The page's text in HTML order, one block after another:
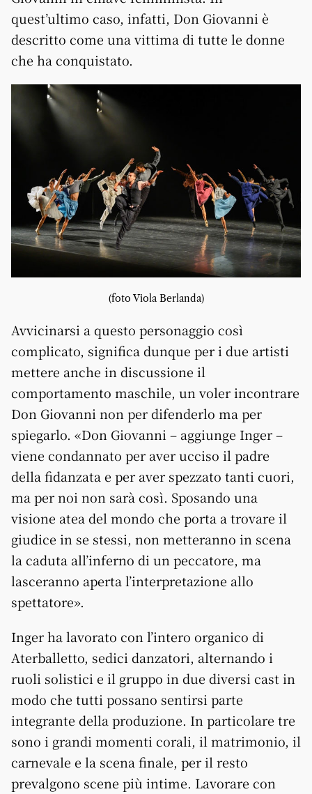
quest’ultimo caso, infatti, Don Giovanni è
descritto come una vittima di tutte le donne
che ha conquistato.
(foto Viola Berlanda)
Avvicinarsi a questo personaggio così
complicato, significa dunque per i due artisti
mettere anche in discussione il
comportamento maschile, un voler incontrare
Don Giovanni non per difenderlo ma per
spiegarlo. «Don Giovanni – aggiunge Inger –
viene condannato per aver ucciso il padre
della fidanzata e per aver spezzato tanti cuori,
ma per noi non sarà così. Sposando una
visione atea del mondo che porta a trovare il
giudice in se stessi, non metteranno in scena
la caduta all’inferno di un peccatore, ma
lasceranno aperta l’interpretazione allo
spettatore».
Inger ha lavorato con l’intero organico di
Aterballetto, sedici danzatori, alternando i
ruoli solistici e il gruppo in due diversi cast in
modo che tutti possano sentirsi parte
integrante della produzione. In particolare tre
sono i grandi momenti corali, il matrimonio, il
carnevale e la scena finale, per il resto
prevalgono scene più intime. Lavorare con